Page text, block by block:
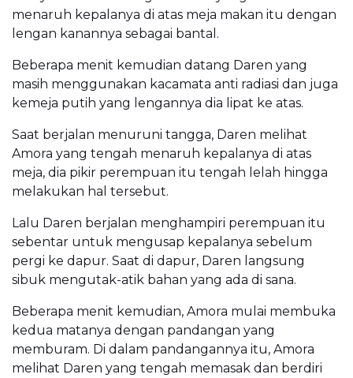
menaruh kepalanya di atas meja makan itu dengan
lengan kanannya sebagai bantal.
Beberapa menit kemudian datang Daren yang
masih menggunakan kacamata anti radiasi dan juga
kemeja putih yang lengannya dia lipat ke atas.
Saat berjalan menuruni tangga, Daren melihat
Amora yang tengah menaruh kepalanya di atas
meja, dia pikir perempuan itu tengah lelah hingga
melakukan hal tersebut.
Lalu Daren berjalan menghampiri perempuan itu
sebentar untuk mengusap kepalanya sebelum
pergi ke dapur. Saat di dapur, Daren langsung
sibuk mengutak-atik bahan yang ada di sana.
Beberapa menit kemudian, Amora mulai membuka
kedua matanya dengan pandangan yang
memburam. Di dalam pandangannya itu, Amora
melihat Daren yang tengah memasak dan berdiri